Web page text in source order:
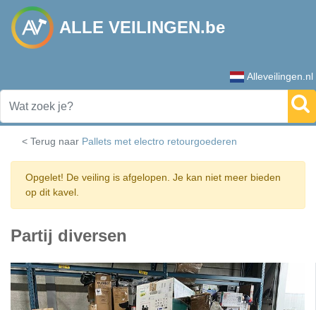
ALLE VEILINGEN.be
Alleveilingen.nl
< Terug naar Pallets met electro retourgoederen
Opgelet! De veiling is afgelopen. Je kan niet meer bieden
op dit kavel.
Partij diversen